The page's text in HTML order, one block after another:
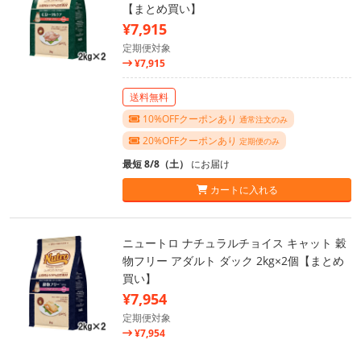
【まとめ買い】
¥7,915
定期便対象
¥7,915
送料無料
10%OFFクーポンあり 通常注文のみ
20%OFFクーポンあり 定期便のみ
最短 8/8（土） にお届け
カートに入れる
ニュートロ ナチュラルチョイス キャット 穀
物フリー アダルト ダック 2kg×2個【まとめ
買い】
¥7,954
定期便対象
¥7,954